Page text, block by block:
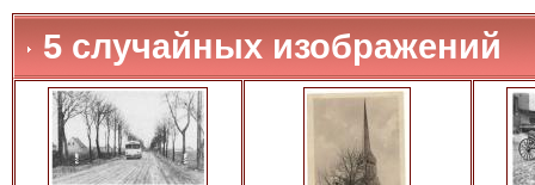
5 случайных изображений